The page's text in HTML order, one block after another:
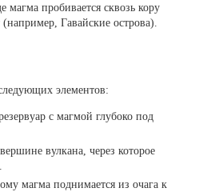
магма пробивается сквозь кору
Гавайские острова).
элементов:
с магмой глубоко под
вулкана, через которое
магма поднимается из очага к